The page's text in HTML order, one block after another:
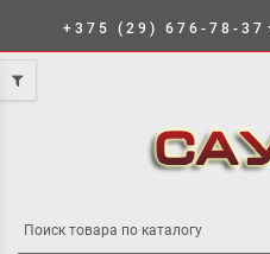
+375 (29) 676-78-37